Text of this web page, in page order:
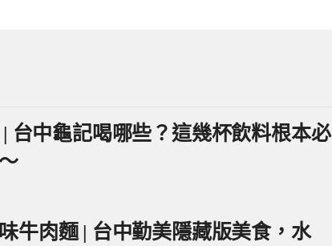
台中龜記喝哪些？這幾杯飲料根本必
牛肉麵 | 台中勤美隱藏版美食，水